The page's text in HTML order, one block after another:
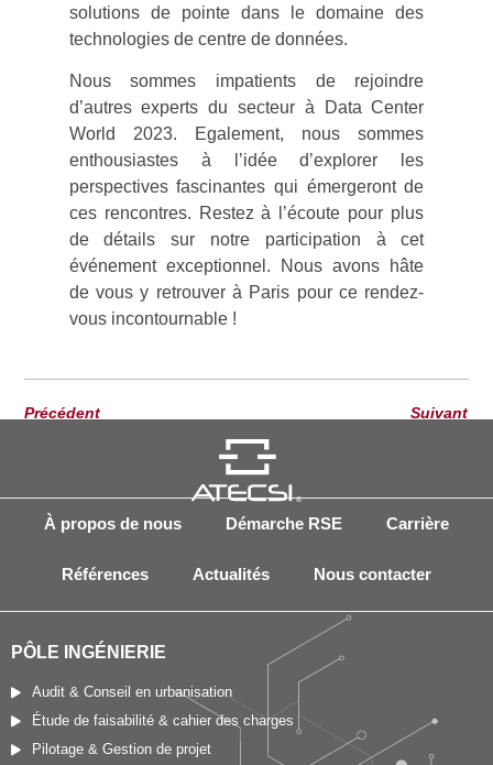
solutions de pointe dans le domaine des
technologies de centre de données.
Nous sommes impatients de rejoindre
d’autres experts du secteur à Data Center
World 2023. Egalement, nous sommes
enthousiastes à l’idée d’explorer les
perspectives fascinantes qui émergeront de
ces rencontres. Restez à l’écoute pour plus
de détails sur notre participation à cet
événement exceptionnel. Nous avons hâte
de vous y retrouver à Paris pour ce rendez-
vous incontournable !
Précédent Suivant
À propos de nous Démarche RSE Carrière
Références Actualités Nous contacter
PÔLE INGÉNIERIE
Audit & Conseil en urbanisation
Étude de faisabilité & cahier des charges
Pilotage & Gestion de projet